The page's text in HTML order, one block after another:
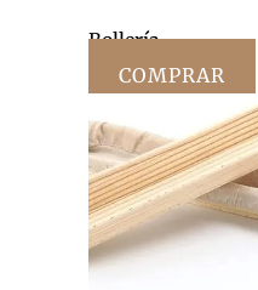
Bollería
COMPRAR